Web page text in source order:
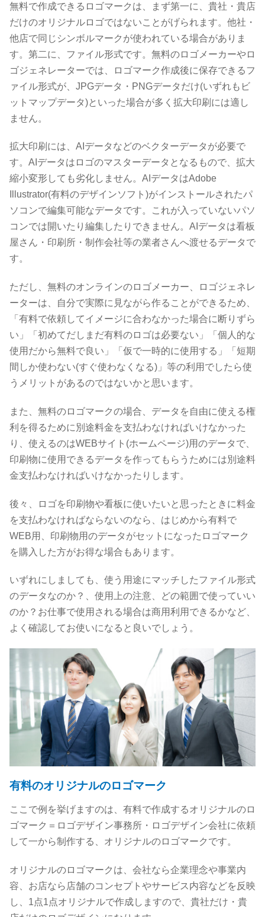
無料で作成できるロゴマークは、まず第一に、貴社・貴店
だけのオリジナルロゴではないことがげられます。他社・
他店で同じシンボルマークが使われている場合がありま
す。第二に、ファイル形式です。無料のロゴメーカーやロ
ゴジェネレーターでは、ロゴマーク作成後に保存できるフ
ァイル形式が、JPGデータ・PNGデータだけ(いずれもビ
ットマップデータ)といった場合が多く拡大印刷には適し
ません。
拡大印刷には、AIデータなどのベクターデータが必要で
す。AIデータはロゴのマスターデータとなるもので、拡大
縮小変形しても劣化しません。AIデータはAdobe
Illustrator(有料のデザインソフト)がインストールされたパ
ソコンで編集可能なデータです。これが入っていないパソ
コンでは開いたり編集したりできません。AIデータは看板
屋さん・印刷所・制作会社等の業者さんへ渡せるデータで
す。
ただし、無料のオンラインのロゴメーカー、ロゴジェネレ
ーターは、自分で実際に見ながら作ることができるため、
「有料で依頼してイメージに合わなかった場合に断りずら
い」「初めてだしまだ有料のロゴは必要ない」「個人的な
使用だから無料で良い」「仮で一時的に使用する」「短期
間しか使わない(すぐ使わなくなる)」等の利用でしたら使
うメリットがあるのではないかと思います。
また、無料のロゴマークの場合、データを自由に使える権
利を得るために別途料金を支払わなければいけなかった
り、使えるのはWEBサイト(ホームページ)用のデータで、
印刷物に使用できるデータを作ってもらうためには別途料
金支払わなければいけなかったりします。
後々、ロゴを印刷物や看板に使いたいと思ったときに料金
を支払わなければならないのなら、はじめから有料で
WEB用、印刷物用のデータがセットになったロゴマーク
を購入した方がお得な場合もあります。
いずれにしましても、使う用途にマッチしたファイル形式
のデータなのか？、使用上の注意、どの範囲で使っていい
のか？お仕事で使用される場合は商用利用できるかなど、
よく確認してお使いになると良いでしょう。
有料のオリジナルのロゴマーク
ここで例を挙げますのは、有料で作成するオリジナルのロ
ゴマーク＝ロゴデザイン事務所・ロゴデザイン会社に依頼
して一から制作する、オリジナルのロゴマークです。
オリジナルのロゴマークは、会社なら企業理念や事業内
容、お店なら店舗のコンセプトやサービス内容などを反映
し、1点1点オリジナルで作成しますので、貴社だけ・貴